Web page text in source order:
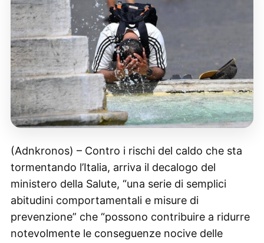
(Adnkronos) – Contro i rischi del caldo che sta
tormentando l’Italia, arriva il decalogo del
ministero della Salute, “una serie di semplici
abitudini comportamentali e misure di
prevenzione” che “possono contribuire a ridurre
notevolmente le conseguenze nocive delle